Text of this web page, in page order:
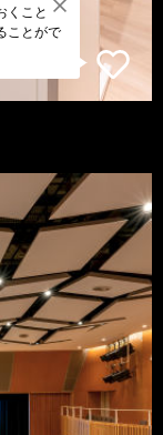
くこと
ことがで